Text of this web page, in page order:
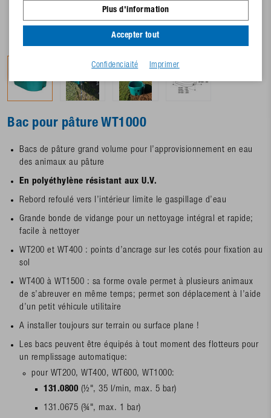
Bac pour pâture WT1000
Bacs de pâture grand volume pour l’approvisionnement en eau
des animaux au pâture
En polyéthylène résistant aux U.V.
Rebord refoulé vers l’intérieur limite le gaspillage d’eau
Grande bonde de vidange pour un nettoyage intégral et rapide;
facile à nettoyer
WT200 et WT400 : points d’ancrage sur les cotés pour fixation au
sol
WT400 à WT1500 : sa forme ovale permet à plusieurs animaux
de s’abreuver en même temps; permet son déplacement à l’aide
d’un petit véhicule utilitaire
A installer toujours sur terrain ou surface plane !
Les bacs peuvent être équipés à tout moment des flotteurs pour
un remplissage automatique:
pour WT200, WT400, WT600, WT1000:
131.0800 (½", 35 l/min, max. 5 bar)
131.0675 (¾", max. 1 bar)
Plus d'information
Accepter tout
Confidenciaité Imprimer